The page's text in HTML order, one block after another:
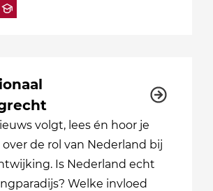
volgt, lees én hoor je
de rol van Nederland bij
Is Nederland echt
Welke invloed